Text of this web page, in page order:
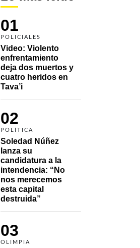
01
POLICIALES
Video: Violento
enfrentamiento
deja dos muertos y
cuatro heridos en
Tava’i
02
POLÍTICA
Soledad Núñez
lanza su
candidatura a la
intendencia: “No
nos merecemos
esta capital
destruida”
03
OLIMPIA